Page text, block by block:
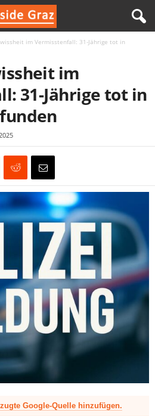
im Vermisstenfall: 31-Jährige tot in
im
31-Jährige tot in
Google-Quelle hinzufügen.